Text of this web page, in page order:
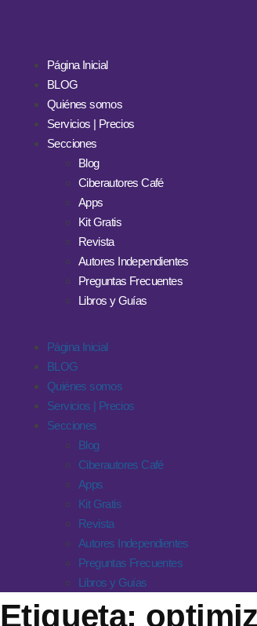
Página Inicial
BLOG
Quiénes somos
Servicios | Precios
Secciones
Blog
Ciberautores Café
Apps
Kit Gratis
Revista
Autores Independientes
Preguntas Frecuentes
Libros y Guías
Página Inicial
BLOG
Quiénes somos
Servicios | Precios
Secciones
Blog
Ciberautores Café
Apps
Kit Gratis
Revista
Autores Independientes
Preguntas Frecuentes
Libros y Guías
Etiqueta: